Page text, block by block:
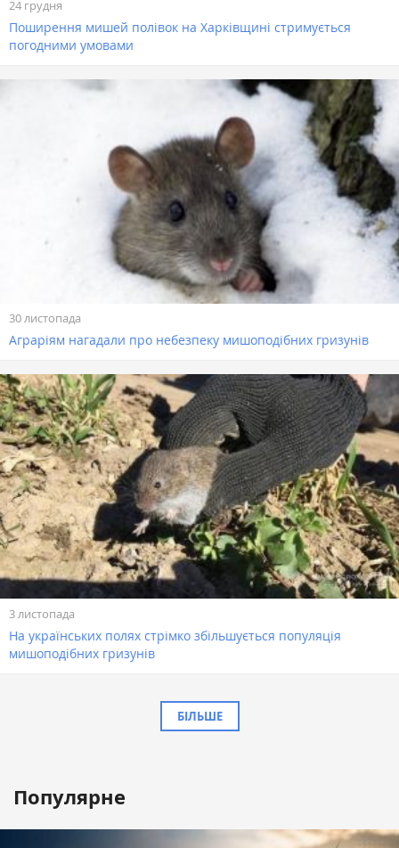
24 грудня
Поширення мишей полівок на Харківщині стримується
погодними умовами
30 листопада
Аграріям нагадали про небезпеку мишоподібних гризунів
3 листопада
На українських полях стрімко збільшується популяція
мишоподібних гризунів
БІЛЬШЕ
Популярне